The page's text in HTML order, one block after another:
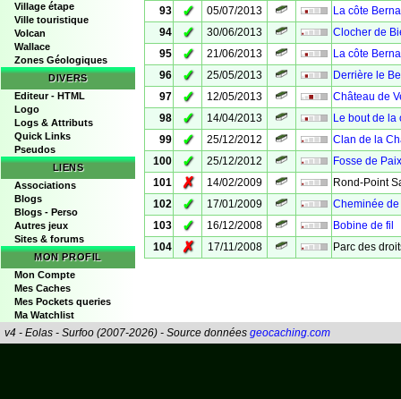
Village étape
Ville touristique
Volcan
Wallace
Zones Géologiques
DIVERS
Editeur - HTML
Logo
Logs & Attributs
Quick Links
Pseudos
LIENS
Associations
Blogs
Blogs - Perso
Autres jeux
Sites & forums
MON PROFIL
Mon Compte
Mes Caches
Mes Pockets queries
Ma Watchlist
93
✓ 05/07/2013
La côte
94
✓ 30/06/2013
Clocher de
95
✓ 21/06/2013
La côte
96
✓ 25/05/2013
Derrière le
97
✓ 12/05/2013
Château de
98
✓ 14/04/2013
Le bout de la
99
✓ 25/12/2012
Clan de la
100
✓ 25/12/2012
Fosse de Paix
101
✗ 14/02/2009
Rond-Point
102
✓ 17/01/2009
Cheminée
103
✓ 16/12/2008
Bobine de fil
104
✗ 17/11/2008 Parc des
v4 - Eolas - Surfoo (2007-2026) - Source données geocaching.com